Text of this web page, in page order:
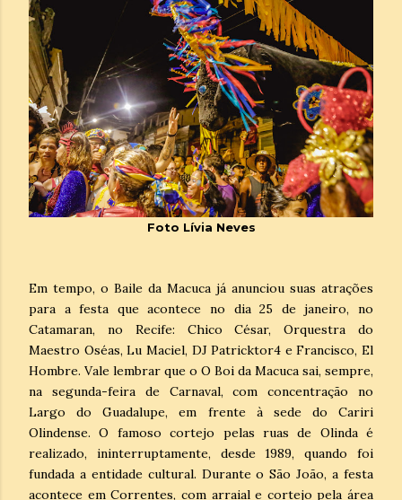
Foto Lívia Neves
Em tempo, o Baile da Macuca já anunciou suas atrações
para a festa que acontece no dia 25 de janeiro, no
Catamaran, no Recife: Chico César, Orquestra do
Maestro Oséas, Lu Maciel, DJ Patricktor4 e Francisco, El
Hombre. Vale lembrar que o O Boi da Macuca sai, sempre,
na segunda-feira de Carnaval, com concentração no
Largo do Guadalupe, em frente à sede do Cariri
Olindense. O famoso cortejo pelas ruas de Olinda é
realizado, ininterruptamente, desde 1989, quando foi
fundada a entidade cultural. Durante o São João, a festa
acontece em Correntes, com arraial e cortejo pela área